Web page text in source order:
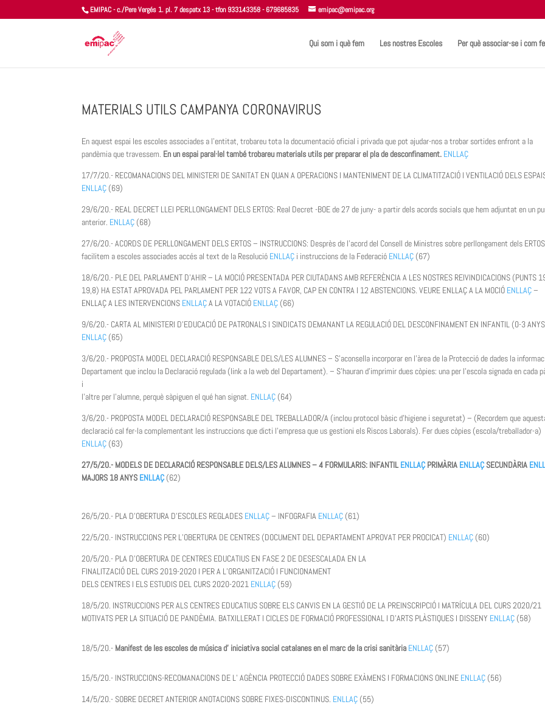
EMIPAC - c./Pere Vergés 1. pl. 7 despatx 13 - tfon 933143358 - 679685835 emipac@emipac.org
Qui som i què fem Les nostres Escoles Per què associar-se i com
MATERIALS UTILS CAMPANYA CORONAVIRUS
En aquest espai les escoles associades a l’entitat, trobareu tota la documentació oficial i privada que pot ajudar-nos a trobar sortides enfront a la
pandèmia que travessem. En un espai paral·lel també trobareu materials utils per preparar el pla de desconfinament. ENLLAÇ
17/7/20.- RECOMANACIONS DEL MINISTERI DE SANITAT EN QUAN A OPERACIONS I MANTENIMENT DE LA CLIMATITZACIÓ I VENTILACIÓ DELS
ENLLAÇ (69)
29/6/20.- REAL DECRET LLEI PERLLONGAMENT DELS ERTOS: Real Decret -BOE de 27 de juny- a partir dels acords socials que hem adjuntat en un
anterior. ENLLAÇ (68)
27/6/20.- ACORDS DE PERLLONGAMENT DELS ERTOS – INSTRUCCIONS: Desprès de l’acord del Consell de Ministres sobre perllongament dels ERTOS
facilitem a escoles associades accés al text de la Resolució ENLLAÇ i instruccions de la Federació ENLLAÇ (67)
18/6/20.- PLE DEL PARLAMENT D’AHIR – LA MOCIÓ PRESENTADA PER CIUTADANS AMB REFERÈNCIA A LES NOSTRES REIVINDICACIONS (PUNTS
19,8) HA ESTAT APROVADA PEL PARLAMENT PER 122 VOTS A FAVOR, CAP EN CONTRA I 12 ABSTENCIONS. VEURE ENLLAÇ A LA MOCIÓ ENLLAÇ–
ENLLAÇ A LES INTERVENCIONS ENLLAÇA LA VOTACIÓ ENLLAÇ (66)
9/6/20.- CARTA AL MINISTERI D’EDUCACIÓ DE PATRONALS I SINDICATS DEMANANT LA REGULACIÓ DEL DESCONFINAMENT EN INFANTIL (0-3
ENLLAÇ (65)
3/6/20.- PROPOSTA MODEL DECLARACIÓ RESPONSABLE DELS/LES ALUMNES – S’aconsella incorporar en l’àrea de la Protecció de dades la
Departament que inclou la Declaració regulada (link a la web del Departament). – S’hauran d’imprimir dues còpies: una per l’escola signada en cada
i
l’altre per l’alumne, perquè sàpiguen el qué han signat. ENLLAÇ (64)
3/6/20.- PROPOSTA MODEL DECLARACIÓ RESPONSABLE DEL TREBALLADOR/A (inclou protocol bàsic d’higiene i seguretat) – (Recordem que
declaració cal fer-la complementant les instruccions que dicti l’empresa que us gestioni els Riscos Laborals). Fer dues còpies (escola/treballador-a)
ENLLAÇ (63)
27/5/20.- MODELS DE DECLARACIÓ RESPONSABLE DELS/LES ALUMNES – 4 FORMULARIS: INFANTILENLLAÇ PRIMÀRIA ENLLAÇ SECUNDÀRIA
MAJORS 18 ANYS ENLLAÇ (62)
26/5/20.- PLA D’OBERTURA D’ESCOLES REGLADES ENLLAÇ– INFOGRAFIA ENLLAÇ (61)
22/5/20.- INSTRUCCIONS PER L’OBERTURA DE CENTRES (DOCUMENT DEL DEPARTAMENT APROVAT PER PROCICAT) ENLLAÇ (60)
20/5/20.- PLA D’OBERTURA DE CENTRES EDUCATIUS EN FASE 2 DE DESESCALADA EN LA
FINALITZACIÓ DEL CURS 2019-2020 I PER A L’ORGANITZACIÓ I FUNCIONAMENT
DELS CENTRES I ELS ESTUDIS DEL CURS 2020-2021 ENLLAÇ (59)
18/5/20. INSTRUCCIONS PER ALS CENTRES EDUCATIUS SOBRE ELS CANVIS EN LA GESTIÓ DE LA PREINSCRIPCIÓ I MATRÍCULA DEL CURS 2020/21
MOTIVATS PER LA SITUACIÓ DE PANDÈMIA. BATXILLERAT I CICLES DE FORMACIÓ PROFESSIONAL I D’ARTS PLÀSTIQUES I DISSENY ENLLAÇ (58)
18/5/20.- Manifest de les escoles de música d’ iniciativa social catalanes en el marc de la crisi sanitària ENLLAÇ (57)
15/5/20.- INSTRUCCIONS-RECOMANACIONS DE L’ AGÈNCIA PROTECCIÓ DADES SOBRE EXÀMENS I FORMACIONS ONLINE ENLLAÇ (56)
14/5/20.- SOBRE DECRET ANTERIOR ANOTACIONS SOBRE FIXES-DISCONTINUS. ENLLAÇ (55)